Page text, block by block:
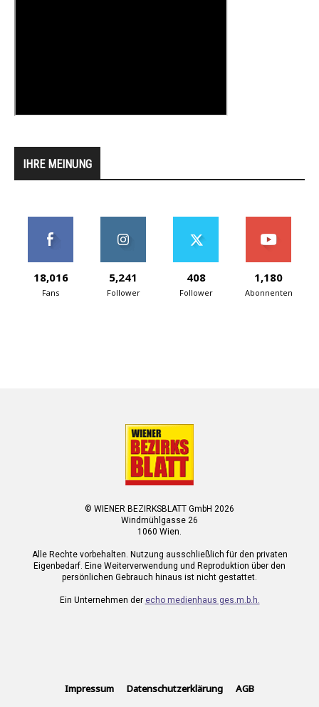
IHRE MEINUNG
18,016
Fans
5,241
Follower
408
Follower
1,180
Abonnenten
© WIENER BEZIRKSBLATT GmbH 2026
Windmühlgasse 26
1060 Wien.
Alle Rechte vorbehalten. Nutzung ausschließlich für den privaten
Eigenbedarf. Eine Weiterverwendung und Reproduktion über den
persönlichen Gebrauch hinaus ist nicht gestattet.
Ein Unternehmen der echo medienhaus ges.m.b.h.
Impressum Datenschutzerklärung AGB